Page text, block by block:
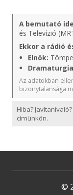
A bemutató
és Televízió
Ekkor a rádió
Elnök:
Az adatokban
bizonytalansága
Hiba?
címünkön.
©